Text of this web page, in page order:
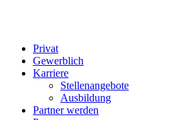
Privat
Gewerblich
Karriere
Stellenangebote
Ausbildung
Partner werden